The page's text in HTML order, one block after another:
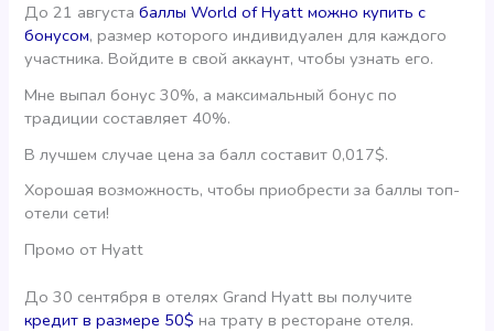
До 21 августабаллы World of Hyatt можно купить с
бонусом, размер которого индивидуален для каждого
участника. Войдите в свой аккаунт, чтобы узнать его.
Мне выпал бонус 30%, а максимальный бонус по
традиции составляет 40%.
В лучшем случае цена за балл составит 0,017$.
Хорошая возможность, чтобы приобрести за баллы топ-
отели сети!
Промо от Hyatt
До 30 сентября в отелях Grand Hyatt вы получите
кредит в размере 50$ на трату в ресторане отеля.